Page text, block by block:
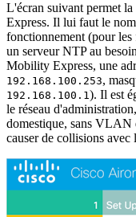
L'écran suivant permet
Express. Il lui faut le
fonctionnement (pour les
un serveur NTP au
Mobility Express, une
192.168.100.253,
192.168.100.1). Il est
le réseau
domestique, sans VLAN
causer de collisions avec